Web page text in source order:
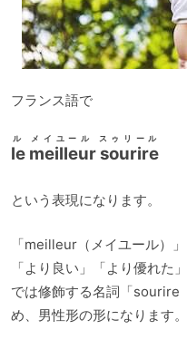
フランス語で
le meilleur sourire
ル メイユール スゥリール
という表現になります。
「meilleur（メイユール）
「より良い」「より優れた
では修飾する名詞「sourire
め、男性形の形になります。